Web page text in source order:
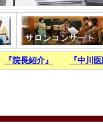
『院長紹介』 『中川